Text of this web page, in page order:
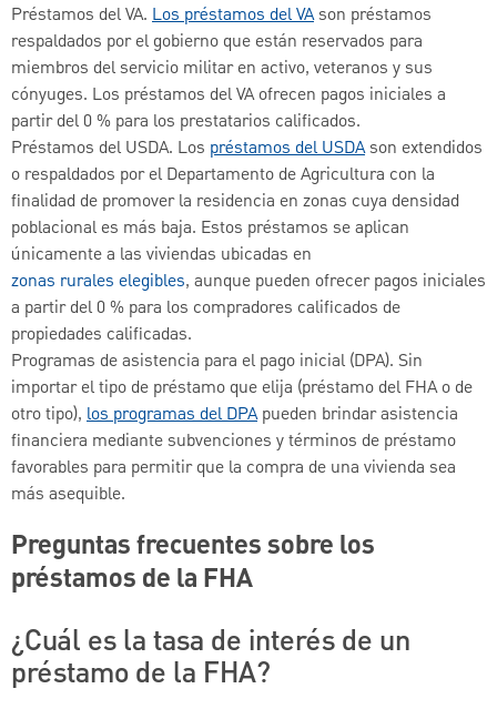
Préstamos del VA. Los préstamos del VAson préstamos
respaldados por el gobierno que están reservados para
miembros del servicio militar en activo, veteranos y sus
cónyuges. Los préstamos del VA ofrecen pagos iniciales a
partir del 0 % para los prestatarios calificados.
Préstamos del USDA. Los préstamos del USDAson extendidos
o respaldados por el Departamento de Agricultura con la
finalidad de promover la residencia en zonas cuya densidad
poblacional es más baja. Estos préstamos se aplican
únicamente a las viviendas ubicadas en
zonas rurales elegibles, aunque pueden ofrecer pagos iniciales
a partir del 0 % para los compradores calificados de
propiedades calificadas.
Programas de asistencia para el pago inicial (DPA). Sin
importar el tipo de préstamo que elija (préstamo del FHA o de
otro tipo), los programas del DPApueden brindar asistencia
financiera mediante subvenciones y términos de préstamo
favorables para permitir que la compra de una vivienda sea
más asequible.
Preguntas frecuentes sobre los
préstamos de la FHA
¿Cuál es la tasa de interés de un
préstamo de la FHA?